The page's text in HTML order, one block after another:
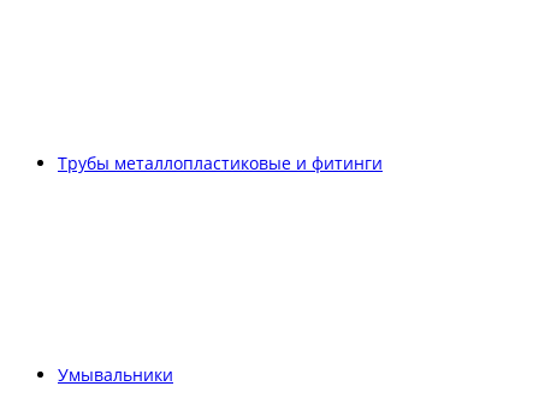
Трубы металлопластиковые и фитинги
Умывальники